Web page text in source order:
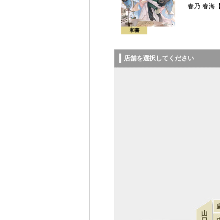
和書
春乃 春海
店舗を選択してください